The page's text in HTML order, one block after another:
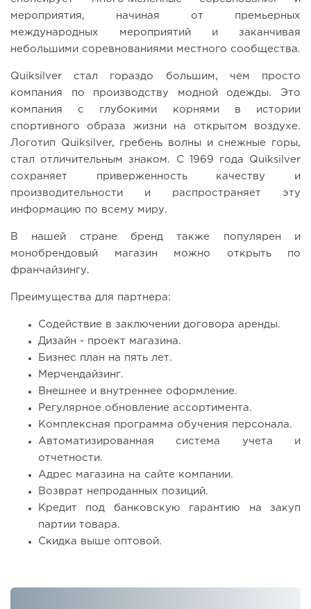
мероприятия, начиная от премьерных
международных мероприятий и заканчивая
небольшими соревнованиями местного сообщества.
Quiksilver стал гораздо большим, чем просто
компания по производству модной одежды. Это
компания с глубокими корнями в истории
спортивного образа жизни на открытом воздухе.
Логотип Quiksilver, гребень волны и снежные горы,
стал отличительным знаком. С 1969 года Quiksilver
сохраняет приверженность качеству и
производительности и распространяет эту
информацию по всему миру.
В нашей стране бренд также популярен и
монобрендовый магазин можно открыть по
франчайзингу.
Преимущества для партнера:
Содействие в заключении договора аренды.
Дизайн - проект магазина.
Бизнес план на пять лет.
Мерчендайзинг.
Внешнее и внутреннее оформление.
Регулярное обновление ассортимента.
Комплексная программа обучения персонала.
Автоматизированная система учета и
отчетности.
Адрес магазина на сайте компании.
Возврат непроданных позиций.
Кредит под банковскую гарантию на закуп
партии товара.
Скидка выше оптовой.